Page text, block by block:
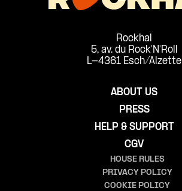
Rockhal
5, av. du Rock'N'Roll
L-4361 Esch/Alzette
ABOUT US
PRESS
HELP & SUPPORT
CGV
HOUSE RULES
PRIVACY POLICY
COOKIE POLICY